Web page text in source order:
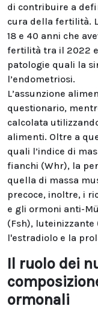
di contribuire a
cura della fertilità.
18 e 40 anni che
fertilità tra il 2022
patologie quali la
l’endometriosi.
L’assunzione
questionario,
calcolata
alimenti. Oltre a
quali l’indice di
fianchi (Whr), la
quella di massa
precoce, inoltre, i
e gli ormoni anti-
(Fsh), luteinizzante
l'estradiolo e la
Il ruolo dei
ormonali